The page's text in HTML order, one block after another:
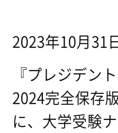
2023年10月31
『プレジデン
2024完全保存
に、大学受験